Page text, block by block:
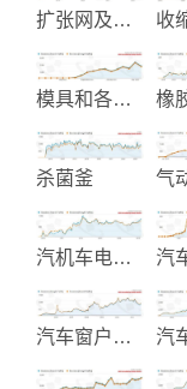
扩张网及花纹止滑踏板
模具和各类五金冲压件制造
杀菌釜
汽机车电子零组件制造
汽车窗户升降器